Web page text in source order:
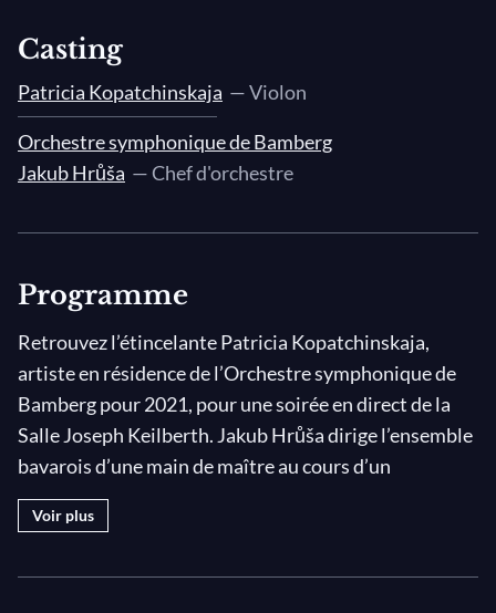
Casting
Patricia Kopatchinskaja — Violon
Orchestre symphonique de Bamberg
Jakub Hrůša — Chef d'orchestre
Programme
Retrouvez l’étincelante Patricia Kopatchinskaja,
artiste en résidence de l’Orchestre symphonique de
Bamberg pour 2021, pour une soirée en direct de la
Salle Joseph Keilberth. Jakub Hrůša dirige l’ensemble
bavarois d’une main de maître au cours d’un
programme qui inclut des œuvres de Brahms et
Bartók, et se termine en beauté avec la Symphonie n°
Voir plus